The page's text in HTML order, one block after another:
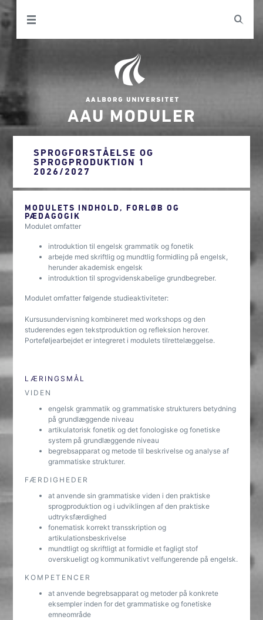
AAU MODULER
SPROGFORSTÅELSE OG
SPROGPRODUKTION 1
2026/2027
MODULETS INDHOLD, FORLØB OG
PÆDAGOGIK
Modulet omfatter
introduktion til engelsk grammatik og fonetik
arbejde med skriftlig og mundtlig formidling på engelsk,
herunder akademisk engelsk
introduktion til sprogvidenskabelige grundbegreber.
Modulet omfatter følgende studieaktiviteter:
Kursusundervisning kombineret med workshops og den
studerendes egen tekstproduktion og refleksion herover.
Porteføljearbejdet er integreret i modulets tilrettelæggelse.
LÆRINGSMÅL
VIDEN
engelsk grammatik og grammatiske strukturers betydning
på grundlæggende niveau
artikulatorisk fonetik og det fonologiske og fonetiske
system på grundlæggende niveau
begrebsapparat og metode til beskrivelse og analyse af
grammatiske strukturer.
FÆRDIGHEDER
at anvende sin grammatiske viden i den praktiske
sprogproduktion og i udviklingen af den praktiske
udtryksfærdighed
fonematisk korrekt transskription og
artikulationsbeskrivelse
mundtligt og skriftligt at formidle et fagligt stof
overskueligt og kommunikativt velfungerende på engelsk.
KOMPETENCER
at anvende begrebsapparat og metoder på konkrete
eksempler inden for det grammatiske og fonetiske
emneområde